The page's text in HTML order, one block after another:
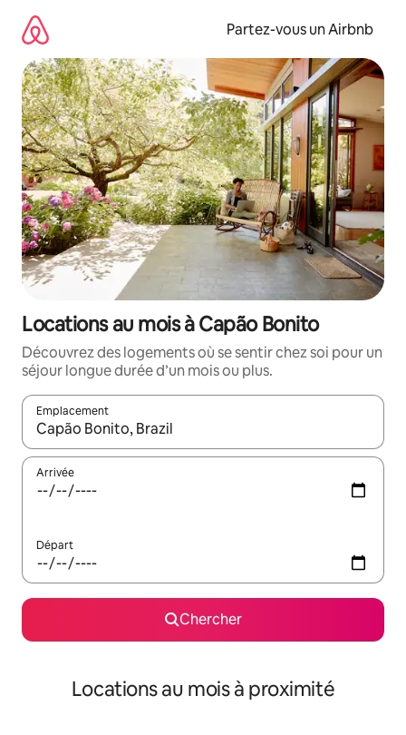
directement
contenu
Partez-vous un Airbnb
Locations au mois à Capão Bonito
Découvrez des logements où se sentir chez soi pour un
séjour longue durée d’un mois ou plus.
Emplacement
Quand les résultats sont affichés, parcourez-les en utilisant
Arrivée
Départ
Chercher
Locations au mois à proximité